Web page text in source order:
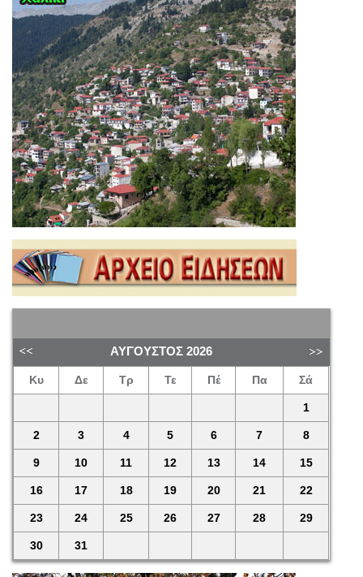
ΑΎΓΟΥΣΤΟΣ 2026
Κυ Δε Τρ Τε Πέ Πα Σά
1
2 3 4 5 6 7 8
9 10 11 12 13 14 15
16 17 18 19 20 21 22
23 24 25 26 27 28 29
30 31